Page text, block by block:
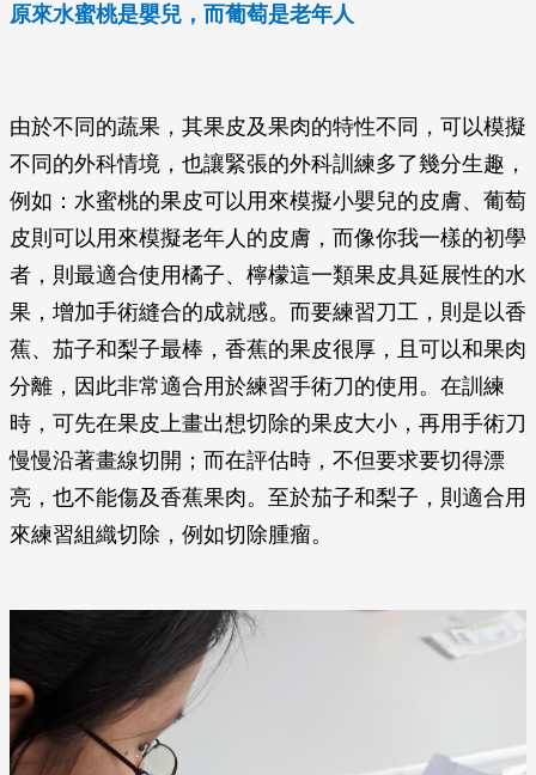
原來水蜜桃是嬰兒，而葡萄是老年人
由於不同的蔬果，其果皮及果肉的特性不同，可以模擬
不同的外科情境，也讓緊張的外科訓練多了幾分生趣，
例如：水蜜桃的果皮可以用來模擬小嬰兒的皮膚、葡萄
皮則可以用來模擬老年人的皮膚，而像你我一樣的初學
者，則最適合使用橘子、檸檬這一類果皮具延展性的水
果，增加手術縫合的成就感。而要練習刀工，則是以香
蕉、茄子和梨子最棒，香蕉的果皮很厚，且可以和果肉
分離，因此非常適合用於練習手術刀的使用。在訓練
時，可先在果皮上畫出想切除的果皮大小，再用手術刀
慢慢沿著畫線切開；而在評估時，不但要求要切得漂
亮，也不能傷及香蕉果肉。至於茄子和梨子，則適合用
來練習組織切除，例如切除腫瘤。